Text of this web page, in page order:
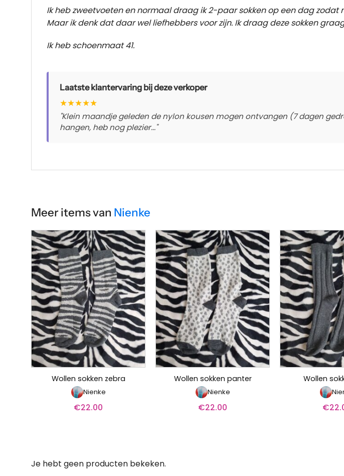
Ik heb zweetvoeten en normaal draag ik 2-paar sokken op een dag zodat
Maar ik denk dat daar wel liefhebbers voor zijn. Ik draag deze sokken
Ik heb schoenmaat 41.
Laatste klantervaring bij deze verkoper
★★★★★
"Klein maandje geleden de nylon kousen mogen ontvangen (7 dagen
hangen, heb nog plezier..."
Meer items van Nienke
Wollen sokken zebra
Nienke
€22.00
Wollen sokken panter
Nienke
€22.00
Wollen
€
Je hebt geen producten bekeken.